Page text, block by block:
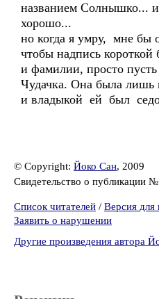
названием Солнышко...
хорошо...
но когда я умру, мне бы
чтобы надпись короткой
и фамилии, просто пусть
Чудачка. Она была
и владыкой ей был
© Copyright: Йоко Сан, 2009
Свидетельство о публикации
Список читателей / Версия для
Заявить о нарушении
Другие произведения автора